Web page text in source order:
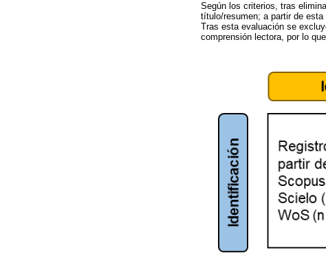
Según los criterios, tras
título/resumen; a partir de
Tras esta evaluación se
comprensión lectora, por lo